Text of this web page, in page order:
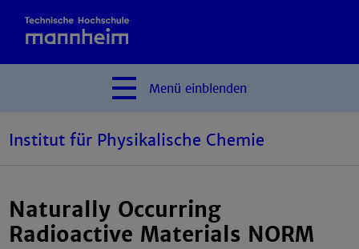
Menü einblenden
Institut für Physikalische Chemie
Naturally Occurring
Radioactive Materials NORM